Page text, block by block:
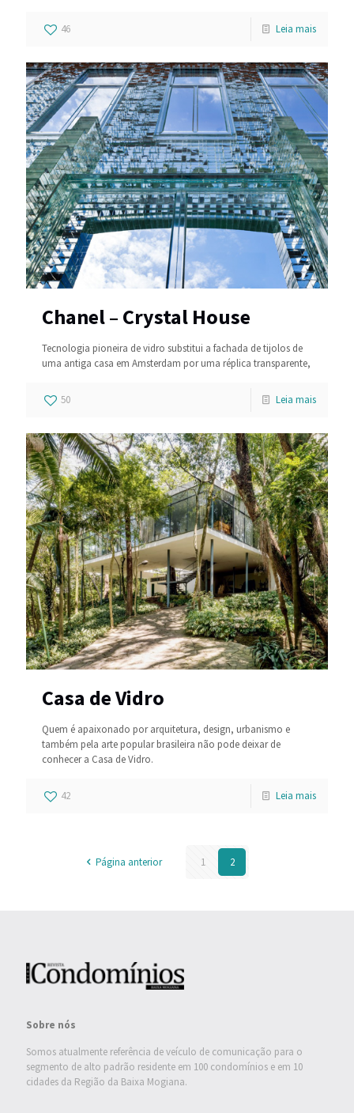
46 Leia mais
Chanel – Crystal House
Tecnologia pioneira de vidro substitui a fachada de tijolos de
uma antiga casa em Amsterdam por uma réplica transparente,
50 Leia mais
Casa de Vidro
Quem é apaixonado por arquitetura, design, urbanismo e
também pela arte popular brasileira não pode deixar de
conhecer a Casa de Vidro.
42 Leia mais
Página anterior 1 2
Sobre nós
Somos atualmente referência de veículo de comunicação para o
segmento de alto padrão residente em 100 condomínios e em 10
cidades da Região da Baixa Mogiana.